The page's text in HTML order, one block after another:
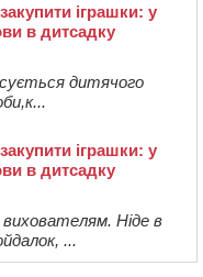
іграшки: у
в дитсадку
дитячого
іграшки: у
в дитсадку
Ніде в
...